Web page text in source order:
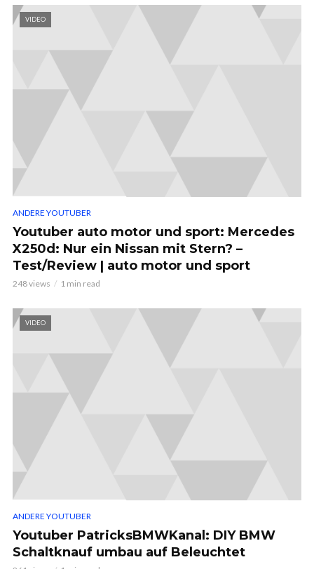
VIDEO
ANDERE YOUTUBER
Youtuber auto motor und sport: Mercedes
X250d: Nur ein Nissan mit Stern? –
Test/Review | auto motor und sport
248 views 1 min read
VIDEO
ANDERE YOUTUBER
Youtuber PatricksBMWKanal: DIY BMW
Schaltknauf umbau auf Beleuchtet